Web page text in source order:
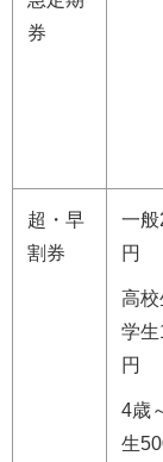
券
超・早
割券
一
円
高校
学
円
4歳
生